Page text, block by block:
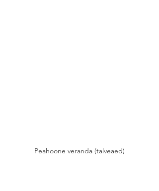
Peahoone veranda (talveaed)